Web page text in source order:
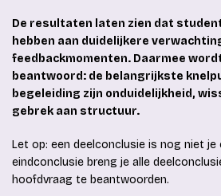
De resultaten laten zien dat
hebben aan duidelijkere
feedbackmomenten. Daarmee
beantwoord: de belangrijkste
begeleiding zijn onduidelijkheid,
gebrek aan structuur.
Let op: een deelconclusie is nog niet je
eindconclusie breng je alle
hoofdvraag te beantwoorden.